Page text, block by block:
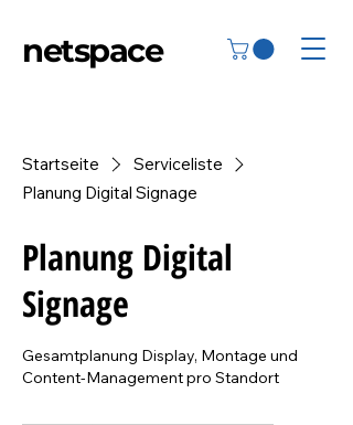
netspace
Startseite
Serviceliste
Planung Digital Signage
Planung Digital
Signage
Gesamtplanung Display, Montage und
Content-Management pro Standort